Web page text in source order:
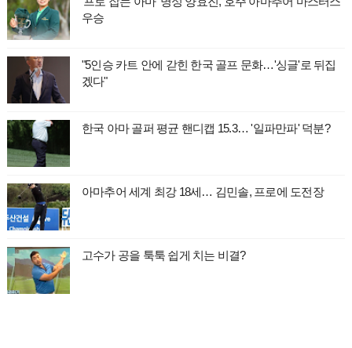
우승
"5인승 카트 안에 갇힌 한국 골프 문화…'싱글'로 뒤집
겠다"
한국 아마 골퍼 평균 핸디캡 15.3… '일파만파' 덕분?
아마추어 세계 최강 18세… 김민솔, 프로에 도전장
고수가 공을 툭툭 쉽게 치는 비결?